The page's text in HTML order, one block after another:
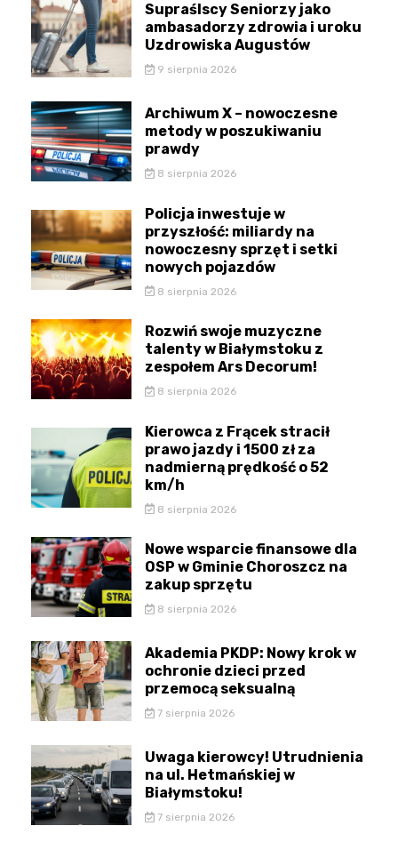
Supraślscy Seniorzy jako
ambasadorzy zdrowia i uroku
Uzdrowiska Augustów
9 sierpnia 2026
Archiwum X – nowoczesne
metody w poszukiwaniu
prawdy
8 sierpnia 2026
Policja inwestuje w
przyszłość: miliardy na
nowoczesny sprzęt i setki
nowych pojazdów
8 sierpnia 2026
Rozwiń swoje muzyczne
talenty w Białymstoku z
zespołem Ars Decorum!
8 sierpnia 2026
Kierowca z Frącek stracił
prawo jazdy i 1500 zł za
nadmierną prędkość o 52
km/h
8 sierpnia 2026
Nowe wsparcie finansowe dla
OSP w Gminie Choroszcz na
zakup sprzętu
8 sierpnia 2026
Akademia PKDP: Nowy krok w
ochronie dzieci przed
przemocą seksualną
7 sierpnia 2026
Uwaga kierowcy! Utrudnienia
na ul. Hetmańskiej w
Białymstoku!
7 sierpnia 2026